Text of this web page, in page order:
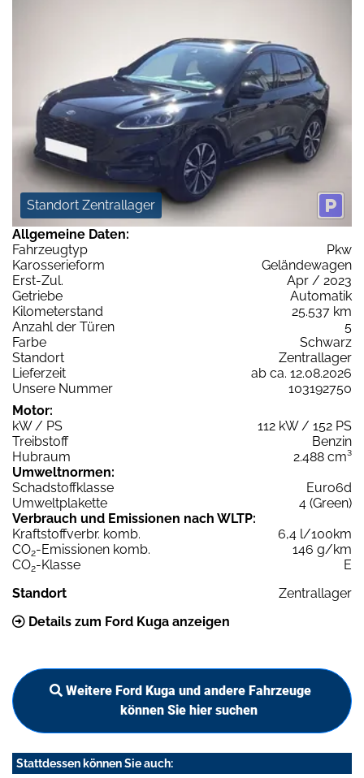
Standort Zentrallager
Allgemeine Daten:
Fahrzeugtyp
Pkw
Karosserieform
Geländewagen
Erst-Zul.
Apr / 2023
Getriebe
Automatik
Kilometerstand
25.537 km
Anzahl der Türen
5
Farbe
Schwarz
Standort
Zentrallager
Lieferzeit
ab ca. 12.08.2026
Unsere Nummer
103192750
Motor:
kW / PS
112 kW / 152 PS
Treibstoff
Benzin
Hubraum
2.488 cm³
Umweltnormen:
Schadstoffklasse
Euro6d
Umweltplakette
4 (Green)
Verbrauch und Emissionen nach WLTP:
Kraftstoffverbr. komb.
6,4 l/100km
CO2-Emissionen komb.
146 g/km
CO2-Klasse
E
Standort
Zentrallager
Details zum Ford Kuga anzeigen
Weitere Ford Kuga und andere Fahrzeuge
können Sie hier suchen
Stattdessen können Sie auch: